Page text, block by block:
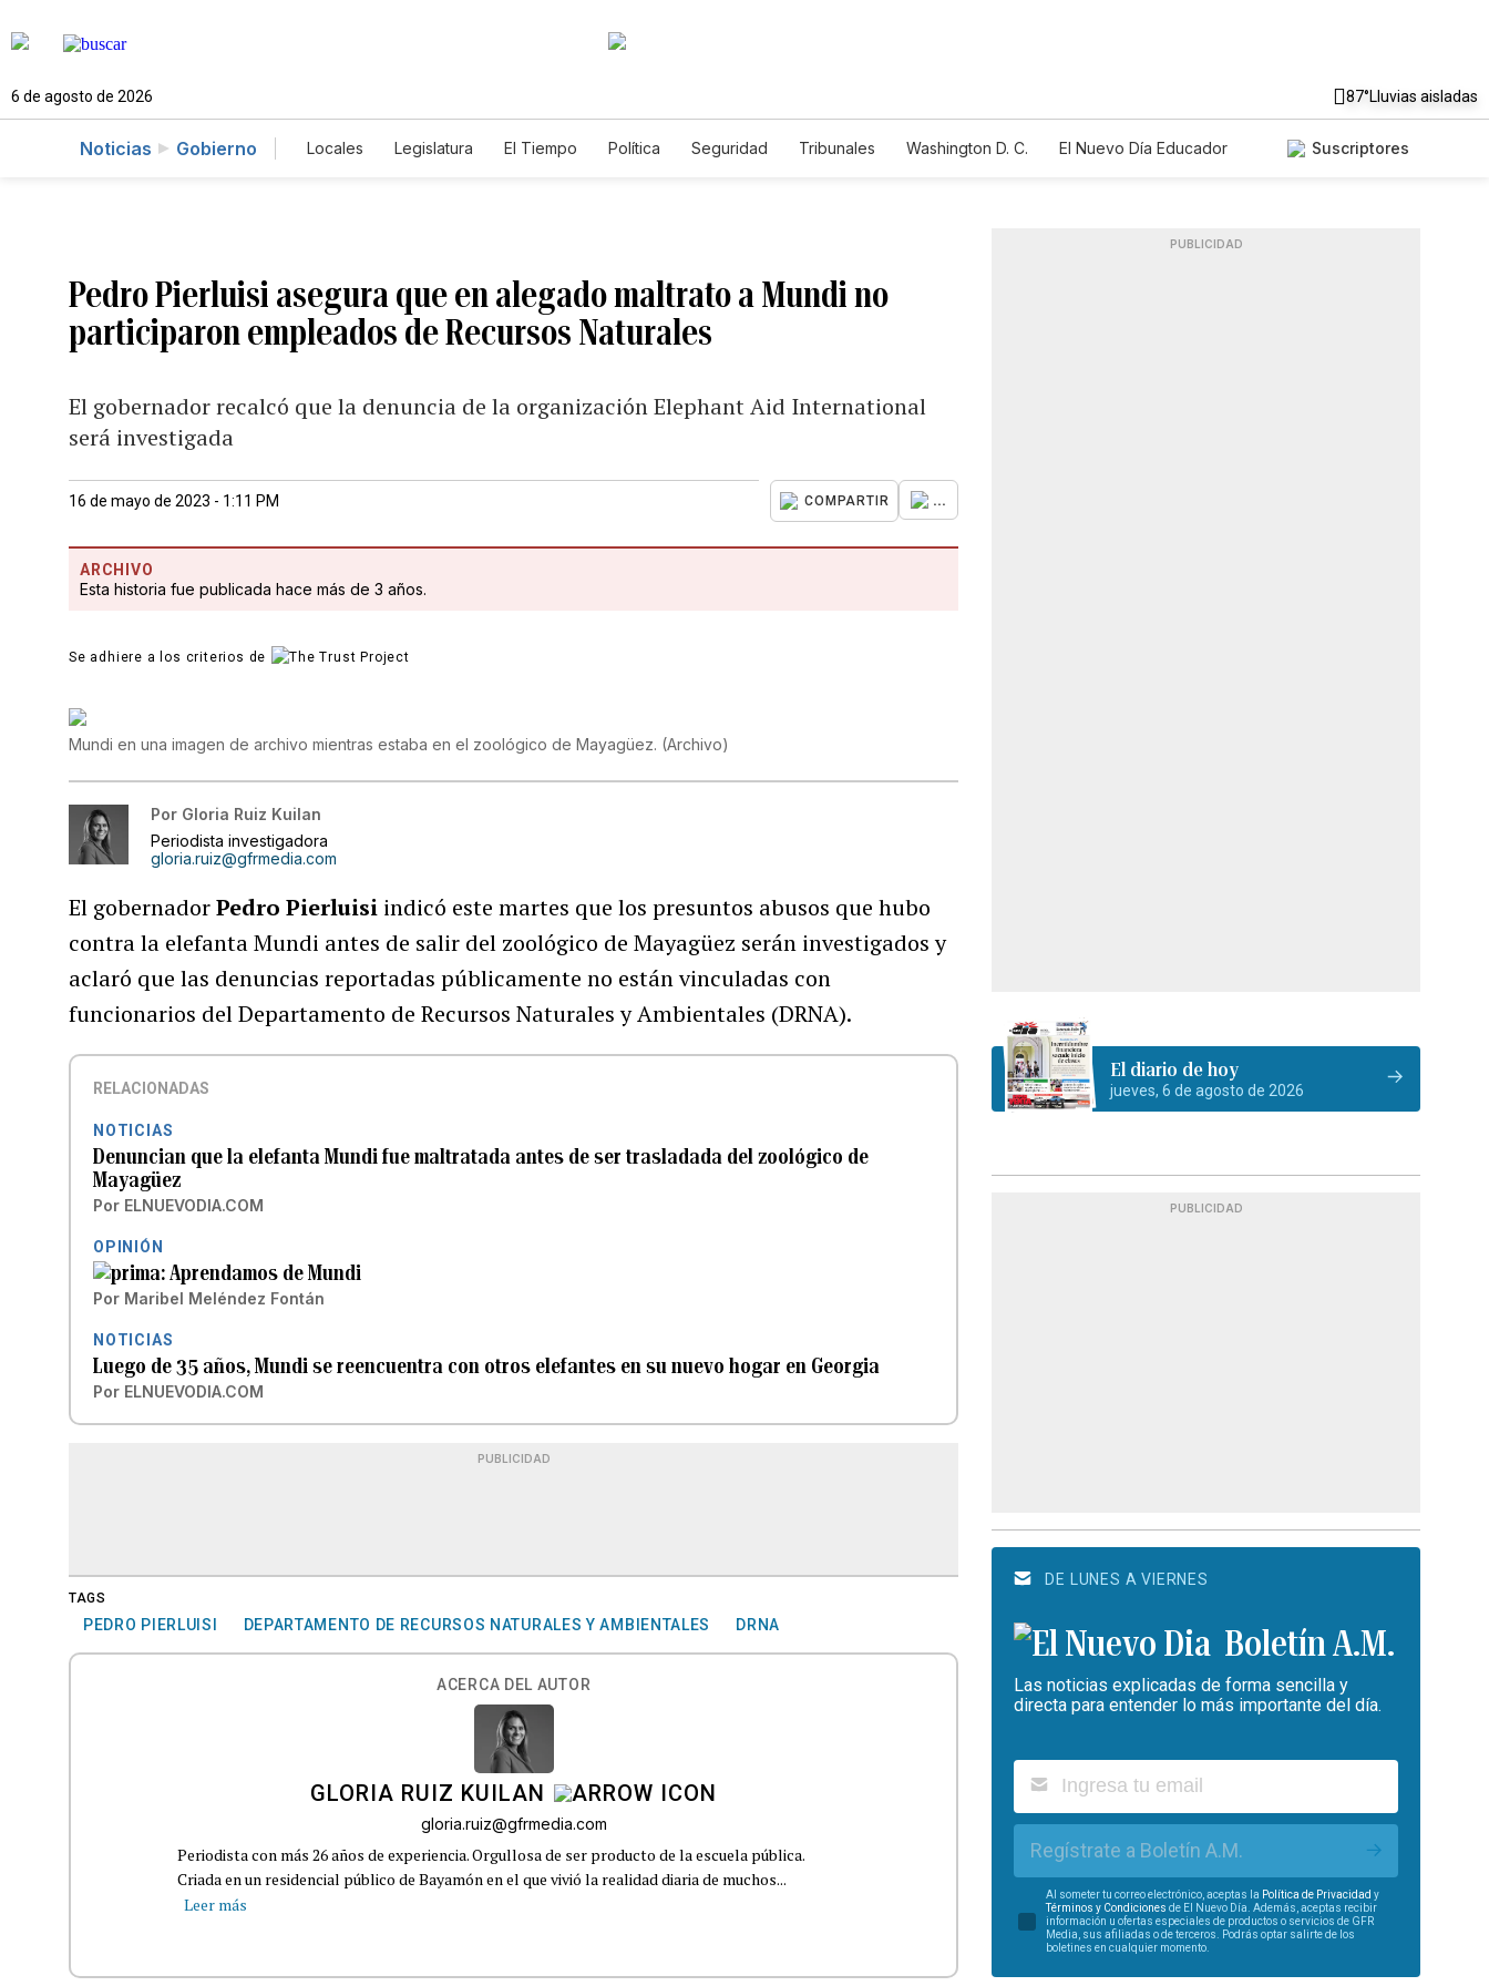
6 de agosto de 2026 87°Lluvias aisladas
Noticias Gobierno Locales Legislatura El Tiempo Política Seguridad Tribunales Washington D. C.
El Nuevo Día Educador
Suscriptores
Pedro Pierluisi asegura que en alegado maltrato a Mundi no
participaron empleados de Recursos Naturales
El gobernador recalcó que la denuncia de la organización Elephant Aid International
será investigada
16 de mayo de 2023 - 1:11 PM COMPARTIR ...
ARCHIVO
Esta historia fue publicada hace más de 3 años.
Se adhiere a los criterios de
Mundi en una imagen de archivo mientras estaba en el zoológico de Mayagüez. (Archivo)
Por Gloria Ruiz Kuilan
Periodista investigadora
gloria.ruiz@gfrmedia.com
El gobernadorPedro Pierluisi indicó este martes que los presuntos abusos que hubo
contra la elefanta Mundi antes de salir del zoológico de Mayagüez serán investigados y
aclaró que las denuncias reportadas públicamente no están vinculadas con
funcionarios del Departamento de Recursos Naturales y Ambientales (DRNA).
RELACIONADAS
NOTICIAS
Denuncian que la elefanta Mundi fue maltratada antes de ser trasladada del zoológico de
Mayagüez
Por ELNUEVODIA.COM
OPINIÓN
Aprendamos de Mundi
Por Maribel Meléndez Fontán
NOTICIAS
Luego de 35 años, Mundi se reencuentra con otros elefantes en su nuevo hogar en Georgia
Por ELNUEVODIA.COM
PUBLICIDAD
TAGS
PEDRO PIERLUISI DEPARTAMENTO DE RECURSOS NATURALES Y AMBIENTALES DRNA
ACERCA DEL AUTOR
GLORIA RUIZ KUILAN
gloria.ruiz@gfrmedia.com
Periodista con más 26 años de experiencia. Orgullosa de ser producto de la escuela pública.
Criada en un residencial público de Bayamón en el que vivió la realidad diaria de muchos...
Leer más
PUBLICIDAD
El diario de hoy
jueves, 6 de agosto de 2026
PUBLICIDAD
DE LUNES A VIERNES
Boletín A.M.
Las noticias explicadas de forma sencilla y
directa para entender lo más importante del día.
Regístrate a Boletín A.M.
Al someter tu correo electrónico, aceptas la Política de Privacidad y
Términos y Condiciones de El Nuevo Día. Además, aceptas recibir
información u ofertas especiales de productos o servicios de GFR
Media, sus afiliadas o de terceros. Podrás optar salirte de los
boletines en cualquier momento.